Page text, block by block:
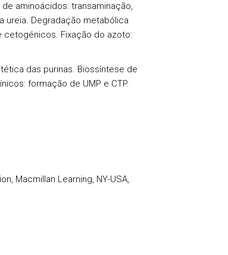
aminoácidos: transaminação,
ureia. Degradação metabólica
Fixação do azoto:
das purinas. Biossíntese de
formação de UMP e CTP.
Macmillan Learning, NY-USA,